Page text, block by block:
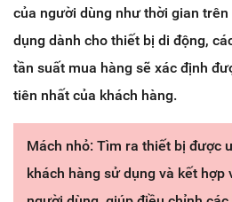
của người dùng như thời gian
dụng dành cho thiết bị di động,
tần suất mua hàng sẽ xác định
tiên nhất của khách hàng.
Mách nhỏ: Tìm ra thiết bị được
khách hàng sử dụng và kết